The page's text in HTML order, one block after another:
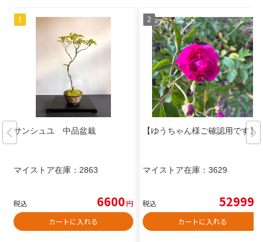
サンシュユ 中品盆栽
マイストア在庫： 2863
税込 6600円
カートに入れる
【ゆうちゃん様ご確認用です】
マイストア在庫： 3629
税込 52999
カートに入れる